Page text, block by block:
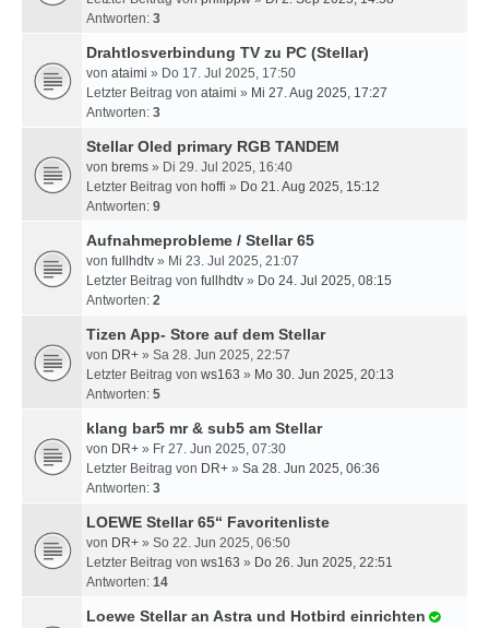
Antworten: 3
Drahtlosverbindung TV zu PC (Stellar)
von ataimi » Do 17. Jul 2025, 17:50
Letzter Beitrag von ataimi » Mi 27. Aug 2025, 17:27
Antworten: 3
Stellar Oled primary RGB TANDEM
von brems » Di 29. Jul 2025, 16:40
Letzter Beitrag von hoffi » Do 21. Aug 2025, 15:12
Antworten: 9
Aufnahmeprobleme / Stellar 65
von fullhdtv » Mi 23. Jul 2025, 21:07
Letzter Beitrag von fullhdtv » Do 24. Jul 2025, 08:15
Antworten: 2
Tizen App- Store auf dem Stellar
von DR+ » Sa 28. Jun 2025, 22:57
Letzter Beitrag von ws163 » Mo 30. Jun 2025, 20:13
Antworten: 5
klang bar5 mr & sub5 am Stellar
von DR+ » Fr 27. Jun 2025, 07:30
Letzter Beitrag von DR+ » Sa 28. Jun 2025, 06:36
Antworten: 3
LOEWE Stellar 65“ Favoritenliste
von DR+ » So 22. Jun 2025, 06:50
Letzter Beitrag von ws163 » Do 26. Jun 2025, 22:51
Antworten: 14
Loewe Stellar an Astra und Hotbird einrichten